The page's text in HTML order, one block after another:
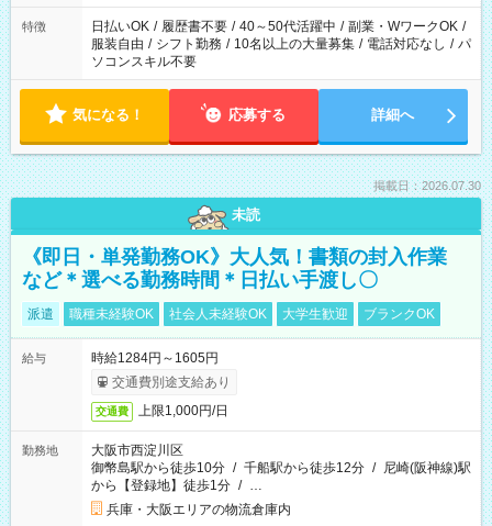
特徴 日払いOK / 履歴書不要 / 40～50代活躍中 / 副業・WワークOK /
服装自由 / シフト勤務 / 10名以上の大量募集 / 電話対応なし / パ
ソコンスキル不要
気になる！ 応募する 詳細へ
掲載日：2026.07.30
未読
《即日・単発勤務OK》大人気！書類の封入作業
など＊選べる勤務時間＊日払い手渡し〇
派遣 職種未経験OK 社会人未経験OK 大学生歓迎 ブランクOK
給与
時給1284円～1605円
交通費別途支給あり
交通費 上限1,000円/日
勤務地
大阪市西淀川区
御幣島駅から徒歩10分 / 千船駅から徒歩12分 / 尼崎(阪神線)駅
から【登録地】徒歩1分 / …
兵庫・大阪エリアの物流倉庫内